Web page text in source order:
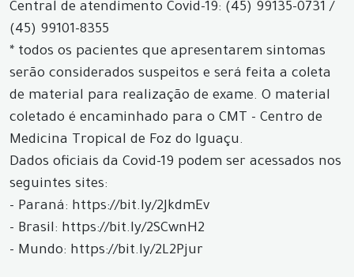
Central de atendimento Covid-19: (45) 99135-0731 /
(45) 99101-8355
* todos os pacientes que apresentarem sintomas
serão considerados suspeitos e será feita a coleta
de material para realização de exame. O material
coletado é encaminhado para o CMT - Centro de
Medicina Tropical de Foz do Iguaçu.
Dados oficiais da Covid-19 podem ser acessados nos
seguintes sites:
- Paraná: https://bit.ly/2JkdmEv
- Brasil: https://bit.ly/2SCwnH2
- Mundo: https://bit.ly/2L2Pjur